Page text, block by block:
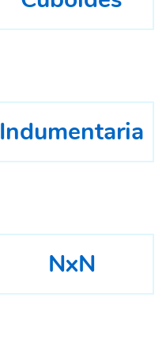
Indumentaria
NxN